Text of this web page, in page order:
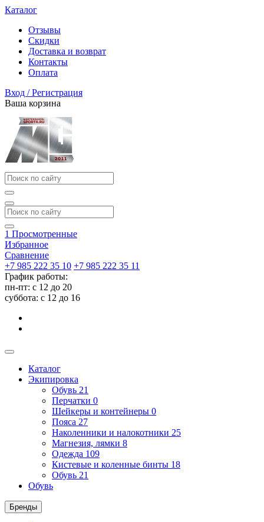
Каталог
Отзывы
Скидки
Доставка и возврат
Контакты
Оплата
Вход / Регистрация
Ваша корзина
1 Просмотренные
Избранное
Сравнение
+7 985 222 35 10 +7 985 222 35 11
График работы:
пн-пт: с 12 до 20
суббота: c 12 до 16
Каталог
Экипировка
Обувь 21
Перчатки 0
Шейкеры и контейнеры 0
Пояса 27
Наколенники и налокотники 25
Магнезия, лямки 8
Одежда 109
Кистевые и коленные бинты 18
Обувь 21
Обувь
Бренды